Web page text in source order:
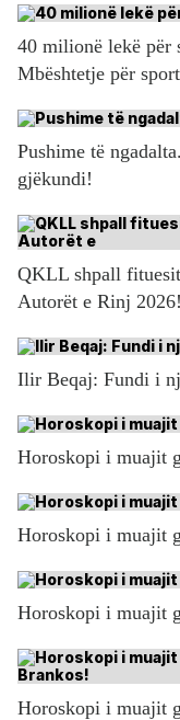
40 milionë lekë
Mbështetje për
Pushime të
gjëkundi!
QKLL shpall
Autorët e Rinj 2026!
Ilir Beqaj: Fundi i
Horoskopi i muajit
Horoskopi i muajit
Horoskopi i muajit
Horoskopi i muajit